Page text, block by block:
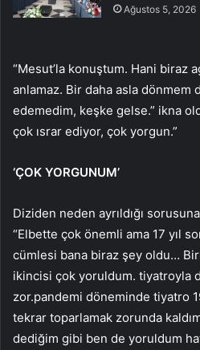
Ağustos 5, 2026
“Mesut’la konuştum. Hani biraz
anlamaz. Bir daha asla dönmem
edemedim, keşke gelse.” ikna
çok ısrar ediyor, çok yorgun.”
‘ÇOK YORGUNUM’
Diziden neden ayrıldığı
“Elbette çok önemli ama 17 yıl
cümlesi bana biraz şey oldu…
ikincisi çok yoruldum. tiyatroyla
zor.pandemi döneminde tiyatro
tekrar toparlamak zorunda
dediğim gibi ben de yoruldum